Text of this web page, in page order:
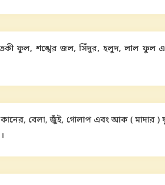
ফুল, শঙ্খের জল, সিঁদুর, হলুদ, লাল ফুল
বেলা, জুঁই, গোলাপ এবং আক ( মাদার )